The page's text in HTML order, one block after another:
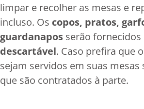
limpar e recolher as mesas e
incluso. Os copos, pratos,
guardanapos serão fornecidos
descartável. Caso prefira que
sejam servidos em suas
que são contratados à parte.